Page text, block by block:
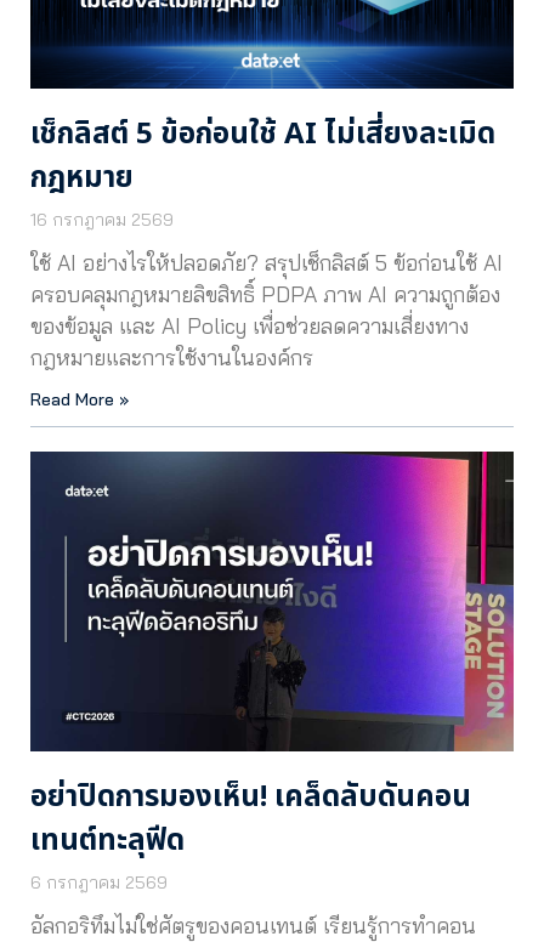
เช็กลิสต์ 5 ข้อก่อนใช้ AI ไม่เสี่ยงละเมิด
กฎหมาย
16 กรกฎาคม 2569
ใช้ AI อย่างไรให้ปลอดภัย? สรุปเช็กลิสต์ 5 ข้อก่อนใช้ AI
ครอบคลุมกฎหมายลิขสิทธิ์ PDPA ภาพ AI ความถูกต้อง
ของข้อมูล และ AI Policy เพื่อช่วยลดความเสี่ยงทาง
กฎหมายและการใช้งานในองค์กร
Read More »
อย่าปิดการมองเห็น! เคล็ดลับดันคอน
เทนต์ทะลุฟีด
6 กรกฎาคม 2569
อัลกอริทึมไม่ใช่ศัตรูของคอนเทนต์ เรียนรู้การทำคอน